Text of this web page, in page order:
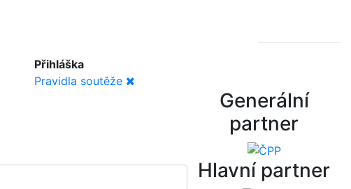
Přihláška
Pravidla soutěže
Generální
partner
Hlavní partner